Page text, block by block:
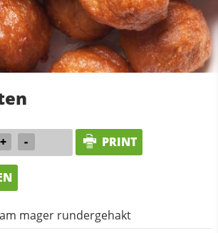
+ - PRINT
mager rundergehakt